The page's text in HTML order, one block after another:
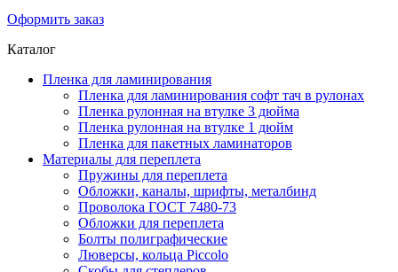
Оформить заказ
Каталог
Пленка для ламинирования
Пленка для ламинирования софт тач в рулонах
Пленка рулонная на втулке 3 дюйма
Пленка рулонная на втулке 1 дюйм
Пленка для пакетных ламинаторов
Материалы для переплета
Пружины для переплета
Обложки, каналы, шрифты, металбинд
Проволока ГОСТ 7480-73
Обложки для переплета
Болты полиграфические
Люверсы, кольца Piccolo